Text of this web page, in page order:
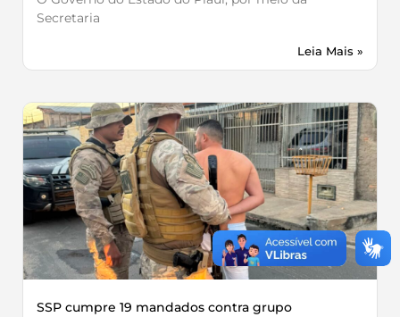
Secretaria
Leia Mais »
SSP cumpre 19 mandados contra grupo